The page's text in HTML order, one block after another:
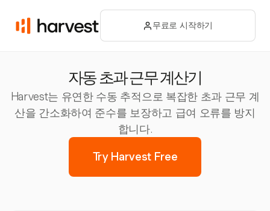
무료로 시작하기
자동 초과 근무 계산기
Harvest는 유연한 수동 추적으로 복잡한 초과 근무 계
산을 간소화하여 준수를 보장하고 급여 오류를 방지
합니다.
Try Harvest Free